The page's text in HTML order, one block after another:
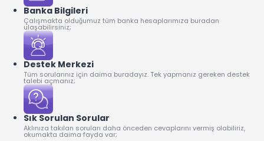
Banka Bilgileri
Çalışmakta olduğumuz tüm banka hesaplarımıza buradan
ulaşabilirsiniz;
Destek Merkezi
Tüm sorularınız için daima buradayız. Tek yapmanız gereken destek
talebi açmanız;
Sık Sorulan Sorular
Aklınıza takılan soruları daha önceden cevaplarını vermiş olabiliriz,
okumakta daima fayda var;